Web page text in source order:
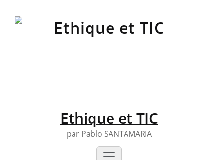
Ethique et TIC
par Pablo SANTAMARIA